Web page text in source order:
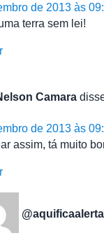
de 2013 às
terra sem lei!
Camara
de 2013 às
assim, tá muito